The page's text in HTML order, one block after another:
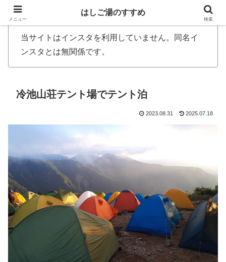
当サイトはインスタを利用していません。同名イ
ンスタとは無関係です。
冷池山荘テント場でテント泊
2023.08.31 2025.07.18
メニュー
はしご湯のすすめ
検索